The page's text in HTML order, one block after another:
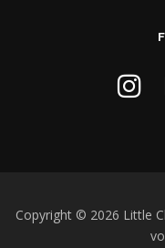
Copyright © 2026 Little